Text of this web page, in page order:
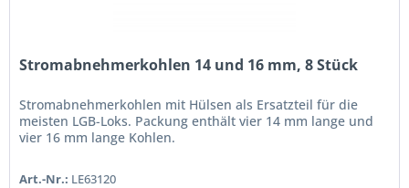
Stromabnehmerkohlen 14 und 16 mm, 8 Stück
Stromabnehmerkohlen mit Hülsen als Ersatzteil für die
meisten LGB-Loks. Packung enthält vier 14 mm lange und
vier 16 mm lange Kohlen.
Art.-Nr.: LE63120